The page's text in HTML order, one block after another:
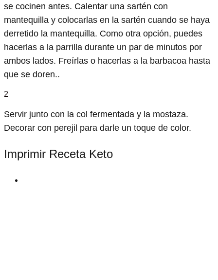
se cocinen antes. Calentar una sartén con
mantequilla y colocarlas en la sartén cuando se haya
derretido la mantequilla. Como otra opción, puedes
hacerlas a la parrilla durante un par de minutos por
ambos lados. Freírlas o hacerlas a la barbacoa hasta
que se doren..
2
Servir junto con la col fermentada y la mostaza.
Decorar con perejil para darle un toque de color.
Imprimir Receta Keto